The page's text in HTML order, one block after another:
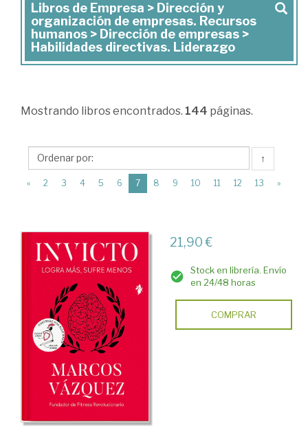
Libros
de
Empresa
y
organización
de
empresas.
humanos
Dirección
empresas
Habilidades
directivas.
Liderazgo
Libros de Empresa > Dirección y
organización de empresas. Recursos
humanos > Dirección de empresas >
Habilidades directivas. Liderazgo
Mostrando libros encontrados. 144 páginas.
↑
« 2 3 4 5 6 7(current)
8 9 10 11 12 13 »
21,90 €
Stock en librería. Envío
en 24/48 horas
COMPRAR